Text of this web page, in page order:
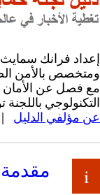
إعداد فرانك
ومتخصص بالأمن
مع فصل عن الأمان
التكنولوجي باللجنة
عن مؤلفي الدليل |
i